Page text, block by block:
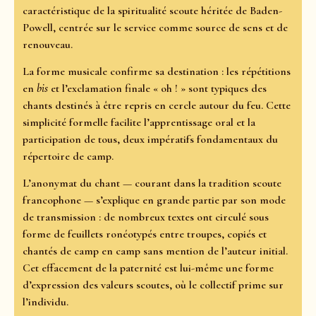
caractéristique de la spiritualité scoute héritée de Baden-
Powell, centrée sur le service comme source de sens et de
renouveau.
La forme musicale confirme sa destination : les répétitions
en bis et l’exclamation finale « oh ! » sont typiques des
chants destinés à être repris en cercle autour du feu. Cette
simplicité formelle facilite l’apprentissage oral et la
participation de tous, deux impératifs fondamentaux du
répertoire de camp.
L’anonymat du chant — courant dans la tradition scoute
francophone — s’explique en grande partie par son mode
de transmission : de nombreux textes ont circulé sous
forme de feuillets ronéotypés entre troupes, copiés et
chantés de camp en camp sans mention de l’auteur initial.
Cet effacement de la paternité est lui-même une forme
d’expression des valeurs scoutes, où le collectif prime sur
l’individu.